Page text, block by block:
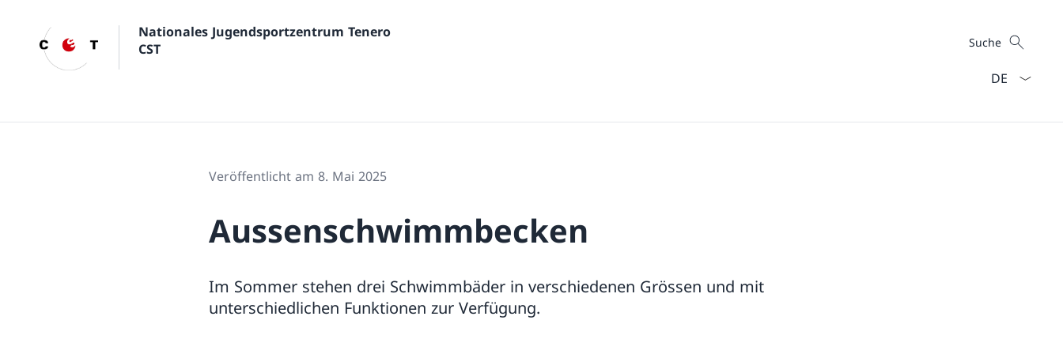
Nationales Jugendsportzentrum Tenero
CST
Suche
Suche
Veröffentlicht am 8. Mai 2025
Aussenschwimmbecken
Im Sommer stehen drei Schwimmbäder in verschiedenen Grössen und mit
unterschiedlichen Funktionen zur Verfügung.